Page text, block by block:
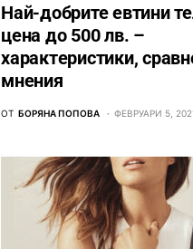
Най-добрите евтини
ценa до 500 лв. –
характeристики,
мнения
ОТ БОРЯНА ПОПОВА ФЕВРУАРИ 5,